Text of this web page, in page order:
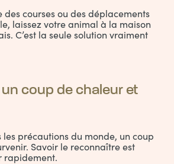
des courses ou des déplacements
laissez votre animal à la maison
C’est la seule solution vraiment
coup de chaleur et
précautions du monde, un coup
Savoir le reconnaître est
rapidement.